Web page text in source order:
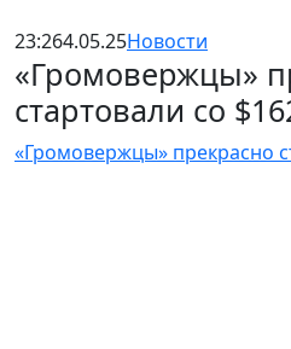
23:264.05.25Новости
«Громовержцы»
стартовали со
«Громовержцы» прекрасно